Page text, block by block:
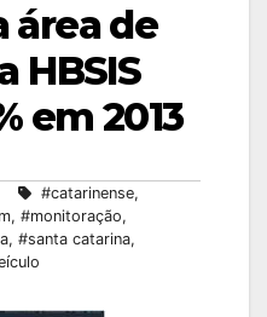
área de
HBSIS
em 2013
#catarinense,
, #monitoração,
, #santa catarina,